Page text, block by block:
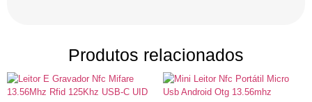
Produtos relacionados